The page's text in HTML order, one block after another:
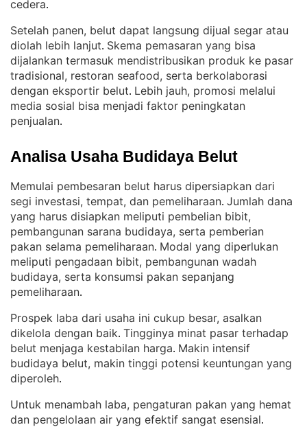
cedera.
Setelah panen, belut dapat langsung dijual segar atau
diolah lebih lanjut. Skema pemasaran yang bisa
dijalankan termasuk mendistribusikan produk ke pasar
tradisional, restoran seafood, serta berkolaborasi
dengan eksportir belut. Lebih jauh, promosi melalui
media sosial bisa menjadi faktor peningkatan
penjualan.
Analisa Usaha Budidaya Belut
Memulai pembesaran belut harus dipersiapkan dari
segi investasi, tempat, dan pemeliharaan. Jumlah dana
yang harus disiapkan meliputi pembelian bibit,
pembangunan sarana budidaya, serta pemberian
pakan selama pemeliharaan. Modal yang diperlukan
meliputi pengadaan bibit, pembangunan wadah
budidaya, serta konsumsi pakan sepanjang
pemeliharaan.
Prospek laba dari usaha ini cukup besar, asalkan
dikelola dengan baik. Tingginya minat pasar terhadap
belut menjaga kestabilan harga. Makin intensif
budidaya belut, makin tinggi potensi keuntungan yang
diperoleh.
Untuk menambah laba, pengaturan pakan yang hemat
dan pengelolaan air yang efektif sangat esensial